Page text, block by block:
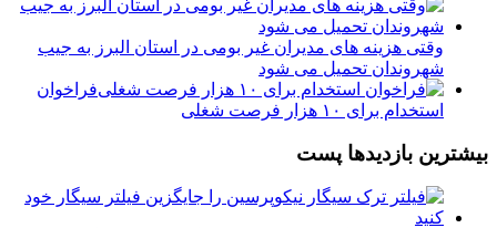
وقتی هزینه های مدیران غیر بومی در استان البرز به جیب
شهروندان تحمیل می شود
فراخوان
استخدام برای ۱۰ هزار فرصت شغلی
بیشترین بازدیدها پست